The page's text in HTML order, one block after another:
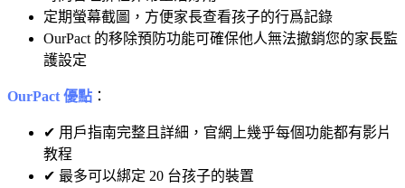
定期螢幕截圖，方便家長查看孩子的行爲記錄
OurPact 的移除預防功能可確保他人無法撤銷您的家長監
護設定
OurPact 優點 ：
✔ 用戶指南完整且詳細，官網上幾乎每個功能都有影片
教程
✔ 最多可以綁定 20 台孩子的裝置